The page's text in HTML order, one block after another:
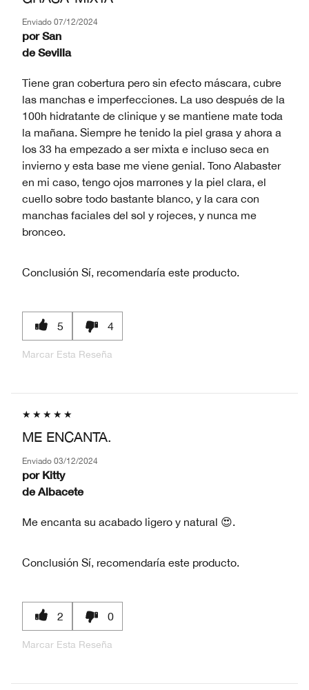
Enviado 07/12/2024
por San
de Sevilla
Tiene gran cobertura pero sin efecto máscara, cubre
las manchas e imperfecciones. La uso después de la
100h hidratante de clinique y se mantiene mate toda
la mañana. Siempre he tenido la piel grasa y ahora a
los 33 ha empezado a ser mixta e incluso seca en
invierno y esta base me viene genial. Tono Alabaster
en mi caso, tengo ojos marrones y la piel clara, el
cuello sobre todo bastante blanco, y la cara con
manchas faciales del sol y rojeces, y nunca me
bronceo.
Conclusión Sí, recomendaría este producto.
5 4
Marcar Esta Reseña
ME ENCANTA.
Enviado 03/12/2024
por Kitty
de Albacete
Me encanta su acabado ligero y natural 😍.
Conclusión Sí, recomendaría este producto.
2 0
Marcar Esta Reseña